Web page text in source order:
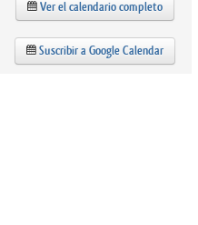
Ver el calendario completo
Suscribir a Google Calendar